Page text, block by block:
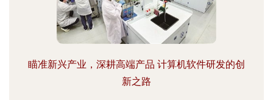
瞄准新兴产业，深耕高端产品 计算机软件研发的创
新之路